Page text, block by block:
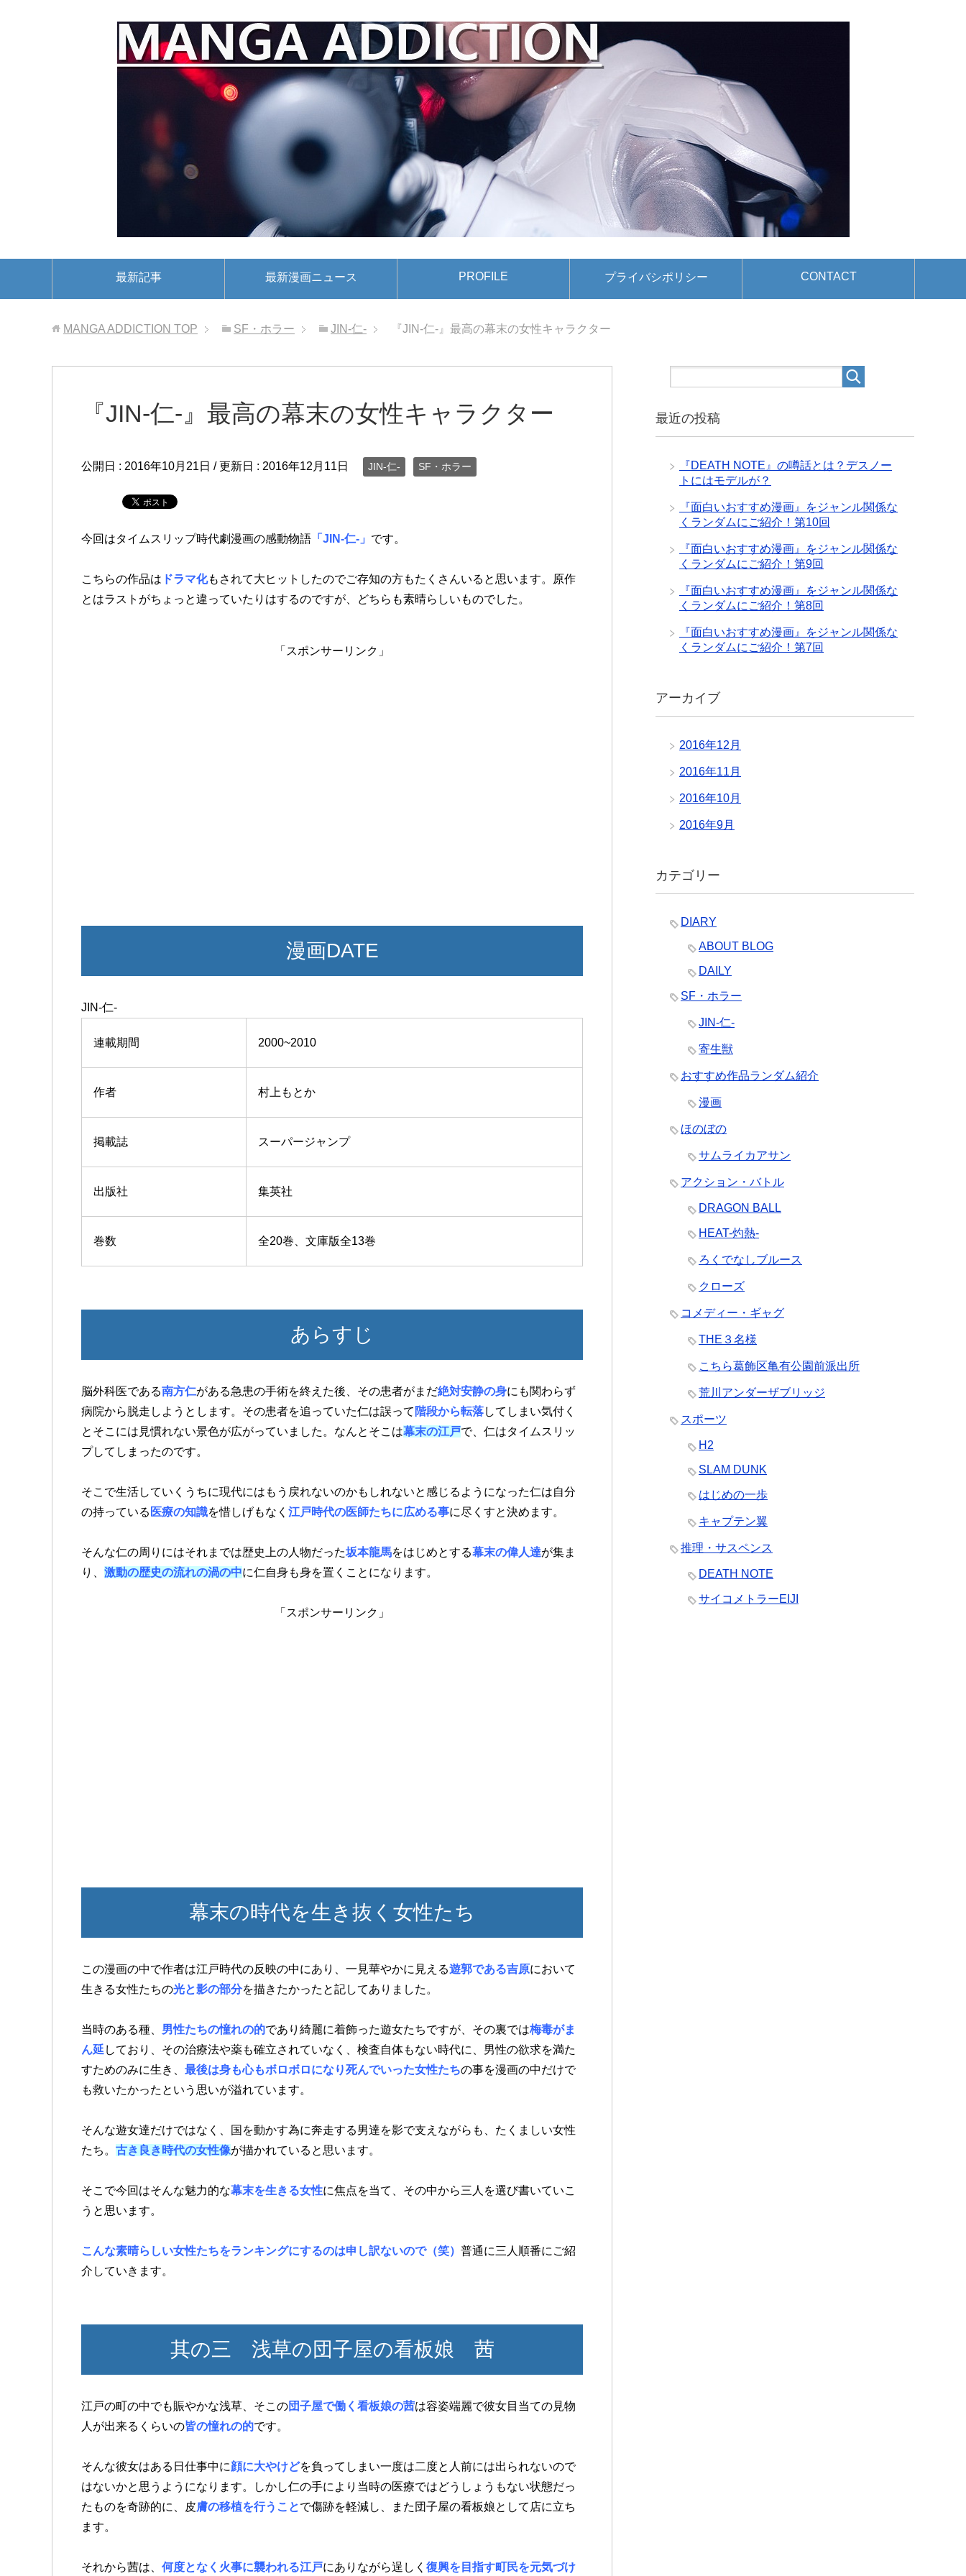
最新記事 最新漫画ニュース PROFILE プライバシポリシー CONTACT
MANGA ADDICTION TOP SF・ホラー JIN-仁- 『JIN-仁-』最高の幕末の女性キャラクター
『JIN-仁-』最高の幕末の女性キャラクター
公開日 : 2016年10月21日 / 更新日 : 2016年12月11日 JIN-仁- SF・ホラー
今回はタイムスリップ時代劇漫画の感動物語 「JIN-仁-」 です。
こちらの作品は ドラマ化もされて大ヒットしたのでご存知の方もたくさんいると思います。原作
とはラストがちょっと違っていたりはするのですが、どちらも素晴らしいものでした。
「スポンサーリンク」
漫画DATE
JIN-仁-
連載期間 2000~2010
作者 村上もとか
掲載誌 スーパージャンプ
出版社 集英社
巻数 全20巻、文庫版全13巻
あらすじ
脳外科医である南方仁がある急患の手術を終えた後、その患者がまだ絶対安静の身にも関わらず
病院から脱走しようとします。その患者を追っていた仁は誤って 階段から転落してしまい気付く
とそこには見慣れない景色が広がっていました。なんとそこは幕末の江戸で、仁はタイムスリッ
プしてしまったのです。
そこで生活していくうちに現代にはもう戻れないのかもしれないと感じるようになった仁は自分
の持っている 医療の知識を惜しげもなく 江戸時代の医師たちに広める事に尽くすと決めます。
そんな仁の周りにはそれまでは歴史上の人物だった坂本龍馬をはじめとする幕末の偉人達が集ま
り、 激動の歴史の流れの渦の中に仁自身も身を置くことになります。
「スポンサーリンク」
幕末の時代を生き抜く女性たち
この漫画の中で作者は江戸時代の反映の中にあり、一見華やかに見える遊郭である吉原において
生きる女性たちの光と影の部分を描きたかったと記してありました。
当時のある種、 男性たちの憧れの的であり綺麗に着飾った遊女たちですが、その裏では梅毒がま
ん延 しており、その治療法や薬も確立されていなく、検査自体もない時代に、男性の欲求を満た
すためのみに生き、 最後は身も心もボロボロになり死んでいった女性たちの事を漫画の中だけで
も救いたかったという思いが溢れています。
そんな遊女達だけではなく、国を動かす為に奔走する男達を影で支えながらも、たくましい女性
たち。 古き良き時代の女性像が描かれていると思います。
そこで今回はそんな魅力的な幕末を生きる女性に焦点を当て、その中から三人を選び書いていこ
うと思います。
こんな素晴らしい女性たちをランキングにするのは申し訳ないので（笑） 普通に三人順番にご紹
介していきます。
其の三 浅草の団子屋の看板娘 茜
江戸の町の中でも賑やかな浅草、そこの団子屋で働く看板娘の茜は容姿端麗で彼女目当ての見物
人が出来るくらいの皆の憧れの的です。
そんな彼女はある日仕事中に顔に大やけどを負ってしまい一度は二度と人前には出られないので
はないかと思うようになります。しかし仁の手により当時の医療ではどうしょうもない状態だっ
たものを奇跡的に、皮膚の移植を行うことで傷跡を軽減し、また団子屋の看板娘として店に立ち
ます。
それから茜は、 何度となく火事に襲われる江戸にありながら逞しく 復興を目指す町民を元気づけ
最近の投稿
『DEATH NOTE』の噂話とは？デスノー
トにはモデルが？
『面白いおすすめ漫画』をジャンル関係な
くランダムにご紹介！第10回
『面白いおすすめ漫画』をジャンル関係な
くランダムにご紹介！第9回
『面白いおすすめ漫画』をジャンル関係な
くランダムにご紹介！第8回
『面白いおすすめ漫画』をジャンル関係な
くランダムにご紹介！第7回
アーカイブ
2016年12月
2016年11月
2016年10月
2016年9月
カテゴリー
DIARY
ABOUT BLOG
DAILY
SF・ホラー
JIN-仁-
寄生獣
おすすめ作品ランダム紹介
漫画
ほのぼの
サムライカアサン
アクション・バトル
DRAGON BALL
HEAT-灼熱-
ろくでなしブルース
クローズ
コメディー・ギャグ
THE３名様
こちら葛飾区亀有公園前派出所
荒川アンダーザブリッジ
スポーツ
H2
SLAM DUNK
はじめの一歩
キャプテン翼
推理・サスペンス
DEATH NOTE
サイコメトラーEIJI